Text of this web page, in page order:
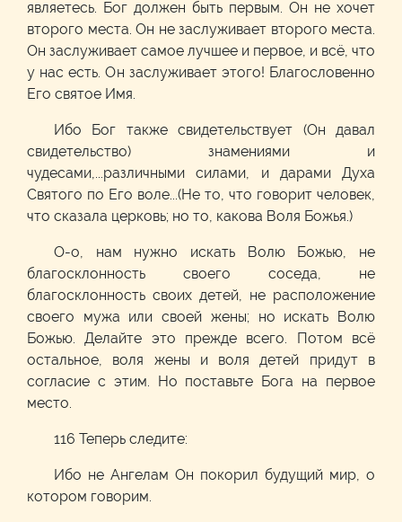
являетесь. Бог должен быть первым. Он не хочет
второго места. Он не заслуживает второго места.
Он заслуживает самое лучшее и первое, и всё, что
у нас есть. Он заслуживает этого! Благословенно
Его святое Имя.
Ибо Бог также свидетельствует (Он давал
свидетельство) знамениями и
чудесами,...различными силами, и дарами Духа
Святого по Его воле...(Не то, что говорит человек,
что сказала церковь; но то, какова Воля Божья.)
О-о, нам нужно искать Волю Божью, не
благосклонность своего соседа, не
благосклонность своих детей, не расположение
своего мужа или своей жены; но искать Волю
Божью. Делайте это прежде всего. Потом всё
остальное, воля жены и воля детей придут в
согласие с этим. Но поставьте Бога на первое
место.
116 Теперь следите:
Ибо не Ангелам Он покорил будущий мир, о
котором говорим.